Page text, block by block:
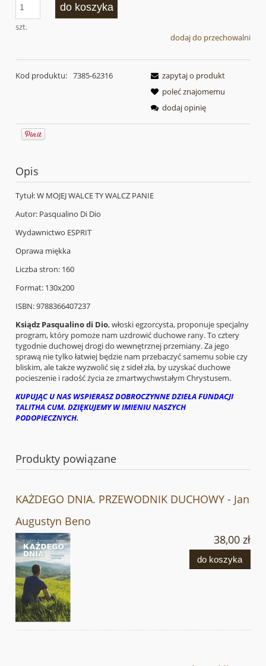
szt.
do koszyka
dodaj do przechowalni
Kod produktu: 7385-62316
zapytaj o produkt
poleć znajomemu
dodaj opinię
Opis
Tytuł: W MOJEJ WALCE TY WALCZ PANIE
Autor: Pasqualino Di Dio
Wydawnictwo ESPRIT
Oprawa miękka
Liczba stron: 160
Format: 130x200
ISBN: 9788366407237
Ksiądz Pasqualino di Dio, włoski egzorcysta, proponuje specjalny
program, który pomoże nam uzdrowić duchowe rany. To cztery
tygodnie duchowej drogi do wewnętrznej przemiany. Za jego
sprawą nie tylko łatwiej będzie nam przebaczyć samemu sobie czy
bliskim, ale także wyzwolić się z sideł zła, by uzyskać duchowe
pocieszenie i radość życia ze zmartwychwstałym Chrystusem.
KUPUJĄC U NAS WSPIERASZ DOBROCZYNNE DZIEŁA FUNDACJI
TALITHA CUM. DZIĘKUJEMY W IMIENIU NASZYCH
PODOPIECZNYCH.
Produkty powiązane
KAŻDEGO DNIA. PRZEWODNIK DUCHOWY - Jan
Augustyn Beno
38,00 zł
do koszyka